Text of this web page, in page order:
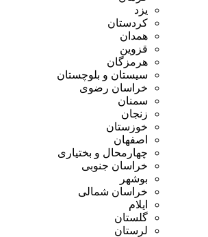
یزد
کردستان
همدان
قزوین
هرمزگان
سیستان و بلوچستان
خراسان رضوی
سمنان
زنجان
خوزستان
اصفهان
چهارمحال و بختیاری
خراسان جنوبی
بوشهر
خراسان شمالی
ایلام
گلستان
لرستان